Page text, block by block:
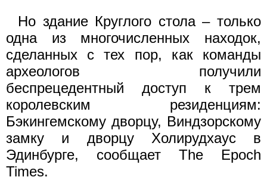
Но здание Круглого стола – только
одна из многочисленных находок,
сделанных с тех пор, как команды
археологов получили
беспрецедентный доступ к трем
королевским резиденциям:
Бэкингемскому дворцу, Виндзорскому
замку и дворцу Холирудхаус в
Эдинбурге, сообщает The Epoch
Times.